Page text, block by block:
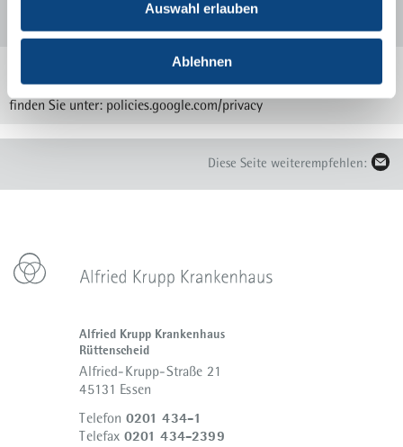
Auswahl erlauben
Ablehnen
Mit einem Klick auf die Karte oder den Link „Anfahrt“ werden Sie zu
Google Maps weitergeleitet. Mehr zum Datenschutz von Google
finden Sie unter:policies.google.com/privacy
Diese Seite weiterempfehlen:
Alfried Krupp Krankenhaus
Rüttenscheid
Alfried-Krupp-Straße 21
45131 Essen
Telefon 0201 434-1
Telefax 0201 434-2399